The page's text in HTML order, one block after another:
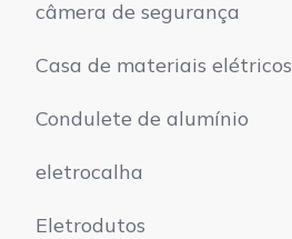
câmera de segurança
Casa de materiais elétricos
Condulete de alumínio
eletrocalha
Eletrodutos